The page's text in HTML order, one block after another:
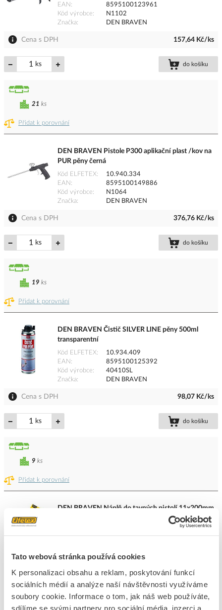
Tato webová stránka používá cookies
K personalizaci obsahu a reklam, poskytování funkcí
sociálních médií a analýze naší návštěvnosti využíváme
soubory cookie. Informace o tom, jak náš web používáte,
sdílíme se svými partnery pro sociální média, inzerci a
EAN
8595100123961
Kód výrobce
N1102
Značka
DEN BRAVEN
Cena s DPH 157,64 Kč/ks
ks do košíku
Přidat k porovnání
21 ks
DEN BRAVEN Pistole P300 aplikační plast /kov na
PUR pěny černá
Kód ELFETEX
10.940.334
EAN
8595100149886
Kód výrobce
N1064
Značka
DEN BRAVEN
Cena s DPH 376,76 Kč/ks
ks do košíku
Přidat k porovnání
19 ks
DEN BRAVEN Čistič SILVER LINE pěny 500ml
transparentní
Kód ELFETEX
10.934.409
EAN
8595100125392
Kód výrobce
40410SL
Značka
DEN BRAVEN
Cena s DPH 98,07 Kč/ks
ks do košíku
Přidat k porovnání
9 ks
DEN BRAVEN Náplň do tavných pistolí 11x200mm
Značka
DEN BRAVEN
Cena s DPH 99,52 Kč/Sada
Sada do košíku